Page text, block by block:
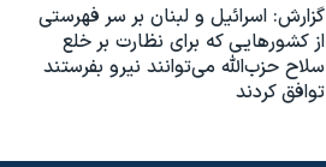
گزارش‌: اسرائيل و لبنان بر سر فهرستی
از کشورهایی که برای نظارت بر خلع
سلاح حزب‌الله می‌توانند نیرو بفرستند
توافق کردند